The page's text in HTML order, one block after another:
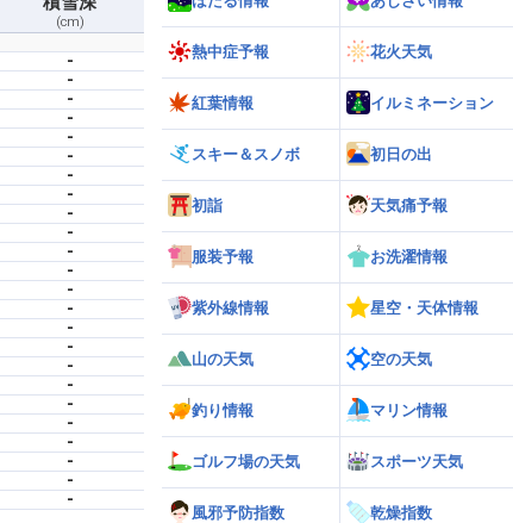
(cm)
-
-
-
-
-
-
-
-
-
-
-
-
-
-
-
-
-
-
-
-
-
-
-
-
熱中症予報 花火天気
紅葉情報 イルミネーション
スキー＆スノボ 初日の出
初詣 天気痛予報
服装予報 お洗濯情報
紫外線情報 星空・天体情報
山の天気 空の天気
釣り情報 マリン情報
ゴルフ場の天気 スポーツ天気
風邪予防指数 乾燥指数